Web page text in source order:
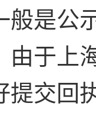
般是公
由于上
提交回